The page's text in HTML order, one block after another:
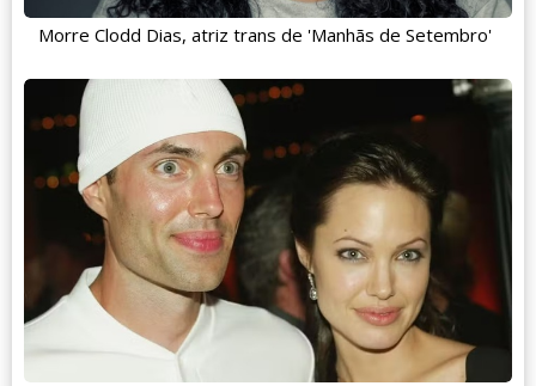
Morre Clodd Dias, atriz trans de 'Manhãs de Setembro'